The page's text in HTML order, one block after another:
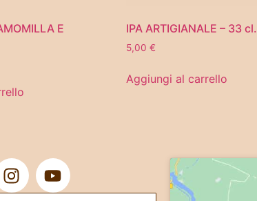
E
IPA ARTIGIANALE – 33 cl.
5,00 €
Aggiungi al carrello